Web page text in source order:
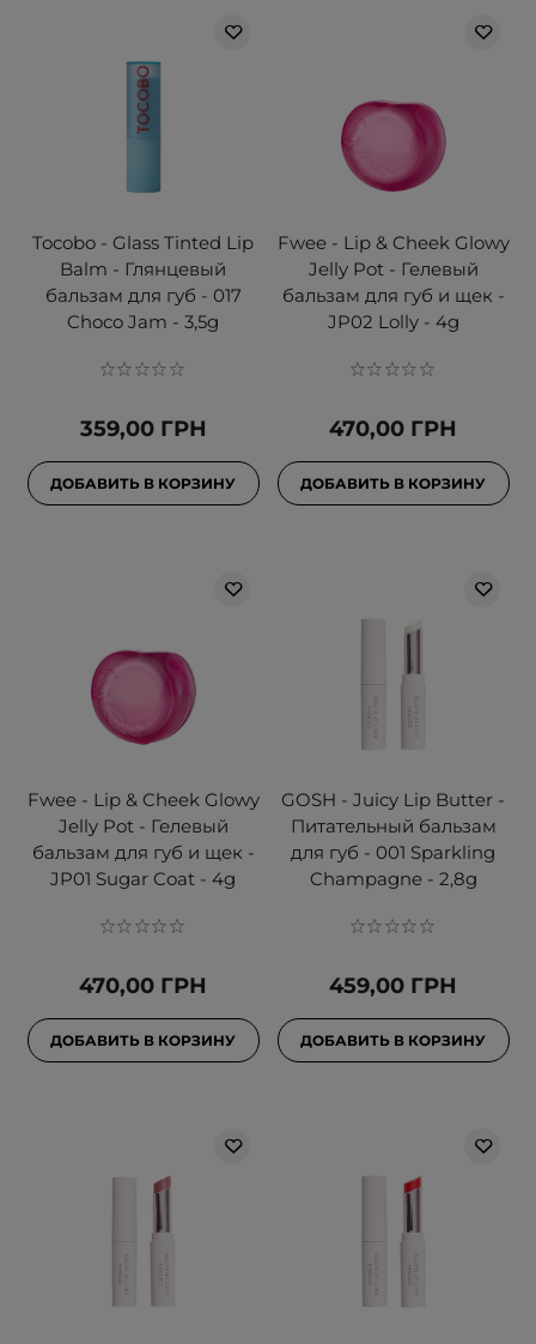
Tocobo - Glass Tinted Lip
Balm - Глянцевый
бальзам для губ - 017
Choco Jam - 3,5g
359,00 ГРН
ДОБАВИТЬ В КОРЗИНУ
Fwee - Lip & Cheek Glowy
Jelly Pot - Гелевый
бальзам для губ и щек -
JP02 Lolly - 4g
470,00 ГРН
ДОБАВИТЬ В КОРЗИНУ
Fwee - Lip & Cheek Glowy
Jelly Pot - Гелевый
бальзам для губ и щек -
JP01 Sugar Coat - 4g
470,00 ГРН
ДОБАВИТЬ В КОРЗИНУ
GOSH - Juicy Lip Butter -
Питательный бальзам
для губ - 001 Sparkling
Champagne - 2,8g
459,00 ГРН
ДОБАВИТЬ В КОРЗИНУ